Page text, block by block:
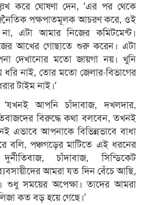
করে ঘোষণা দেন, ‘এর পর থেকে
পক্ষপাতমূলক আচরণ করে, ওই
এটা আমার নিজের কমিটমেন্ট।
আখের গোছাতে শুরু করেন। এটা
দেখানোর মতো জায়গা নয়। খুনি
ধরি নাই, তোর মতো জেলার-বিভাগের
টাইম নাই।’
আপনি চাঁদাবাজ, দখলদার,
বিরুদ্ধে কথা বলবেন, তখনই
এভাবে আপনাকে বিভিন্নভাবে বাধা
বলি, পঞ্চগড়ের মাটিতে এই ধরনের
চাঁদাবাজ, সিন্ডিকেট
আমরা যত দিন বেঁচে আছি,
শুধু সময়ের অপেক্ষা। তাদের আমরা
কত বড় হয়ে গেছে।’